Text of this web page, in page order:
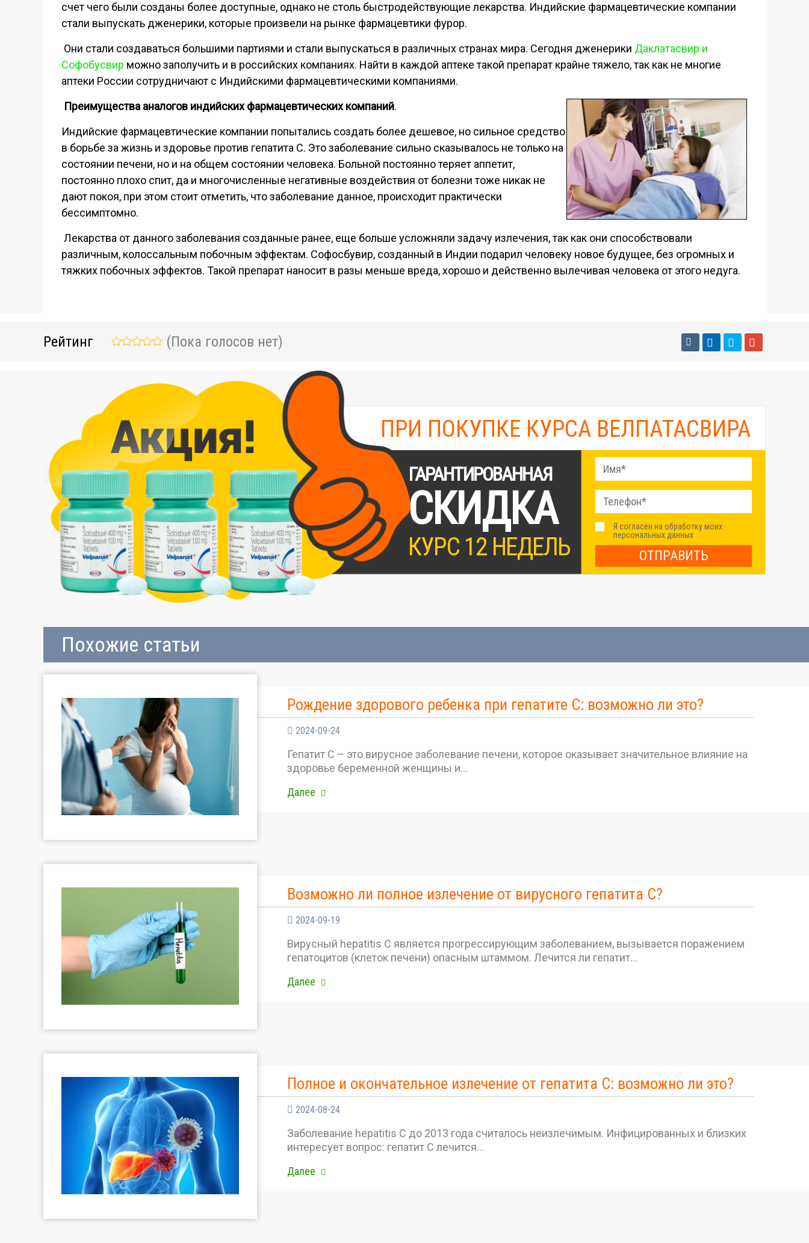
счет чего были созданы более доступные, однако не столь быстродействующие лекарства. Индийские фармацевтические компании
стали выпускать дженерики, которые произвели на рынке фармацевтики фурор.
Они стали создаваться большими партиями и стали выпускаться в различных странах мира. Сегодня дженерики Даклатасвир и
Софобусвир можно заполучить и в российских компаниях. Найти в каждой аптеке такой препарат крайне тяжело, так как не многие
аптеки России сотрудничают с Индийскими фармацевтическими компаниями.
Преимущества аналогов индийских фармацевтических компаний.
Индийские фармацевтические компании попытались создать более дешевое, но сильное средство
в борьбе за жизнь и здоровье против гепатита С. Это заболевание сильно сказывалось не только на
состоянии печени, но и на общем состоянии человека. Больной постоянно теряет аппетит,
постоянно плохо спит, да и многочисленные негативные воздействия от болезни тоже никак не
дают покоя, при этом стоит отметить, что заболевание данное, происходит практически
бессимптомно.
Лекарства от данного заболевания созданные ранее, еще больше усложняли задачу излечения, так как они способствовали
различным, колоссальным побочным эффектам. Софосбувир, созданный в Индии подарил человеку новое будущее, без огромных и
тяжких побочных эффектов. Такой препарат наносит в разы меньше вреда, хорошо и действенно вылечивая человека от этого недуга.
Рейтинг (Пока голосов нет)
ПРИ ПОКУПКЕ КУРСА ВЕЛПАТАСВИРА
ГАРАНТИРОВАННАЯ
СКИДКА
КУРС 12 НЕДЕЛЬ
Я согласен на обработку моих
персональных данных
ОТПРАВИТЬ
Похожие статьи
Рождение здорового ребенка при гепатите С: возможно ли это?
2024-09-24
Гепатит С – это вирусное заболевание печени, которое оказывает значительное влияние на
здоровье беременной женщины и…
Далее
Возможно ли полное излечение от вирусного гепатита С?
2024-09-19
Вирусный hepatitis C является прогрессирующим заболеванием, вызывается поражением
гепатоцитов (клеток печени) опасным штаммом. Лечится ли гепатит…
Далее
Полное и окончательное излечение от гепатита С: возможно ли это?
2024-08-24
Заболевание hepatitis C до 2013 года считалось неизлечимым. Инфицированных и близких
интересует вопрос: гепатит С лечится…
Далее